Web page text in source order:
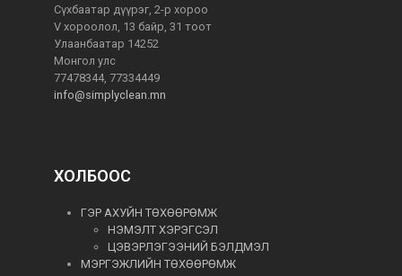
Сүхбаатар дүүрэг, 2-р хороо
V хороолол, 13 байр, 31 тоот
Улаанбаатар 14252
Монгол улс
77478344, 77334449
info@simplyclean.mn
ХОЛБООС
ГЭР АХУЙН ТӨХӨӨРӨМЖ
НЭМЭЛТ ХЭРЭГСЭЛ
ЦЭВЭРЛЭГЭЭНИЙ БЭЛДМЭЛ
МЭРГЭЖЛИЙН ТӨХӨӨРӨМЖ